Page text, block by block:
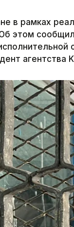
в рамках
этом
агентства